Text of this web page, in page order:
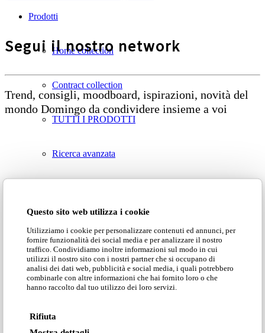
Questo sito web utilizza i cookie
Utilizziamo i cookie per personalizzare contenuti ed annunci, per
fornire funzionalità dei social media e per analizzare il nostro
traffico. Condividiamo inoltre informazioni sul modo in cui
utilizzi il nostro sito con i nostri partner che si occupano di
analisi dei dati web, pubblicità e social media, i quali potrebbero
combinarle con altre informazioni che hai fornito loro o che
hanno raccolto dal tuo utilizzo dei loro servizi.
Rifiuta
Prodotti
Home collection
Contract collection
TUTTI I PRODOTTI
Ricerca avanzata
Groove
Tracks
Segui il nostro network
Trend, consigli, moodboard, ispirazioni, novità del
mondo Domingo da condividere insieme a voi
Domingo Salotti S.r.l. Str. della Romagna, 285 –
61121 Pesaro (PU) Italia
© Domingo | P. IVA 00165000415
Privacy Policy